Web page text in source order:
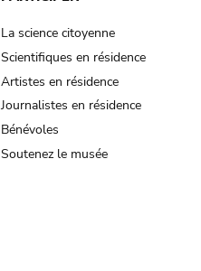
La science citoyenne
Scientifiques en résidence
Artistes en résidence
Journalistes en résidence
Bénévoles
Soutenez le musée